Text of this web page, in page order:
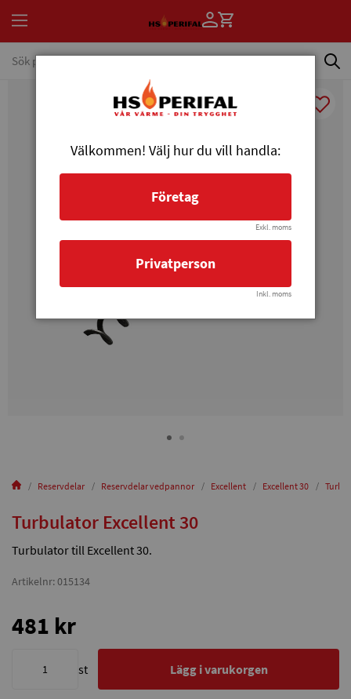
Reservdelar Reservdelar vedpannor Excellent Excellent 30
Turbulator Excellent 30
Turbulator till Excellent 30.
Artikelnr: 015134
481 kr
st Lägg i varukorgen
Välkommen! Välj hur du vill handla:
Företag
Exkl. moms
Privatperson
Inkl. moms